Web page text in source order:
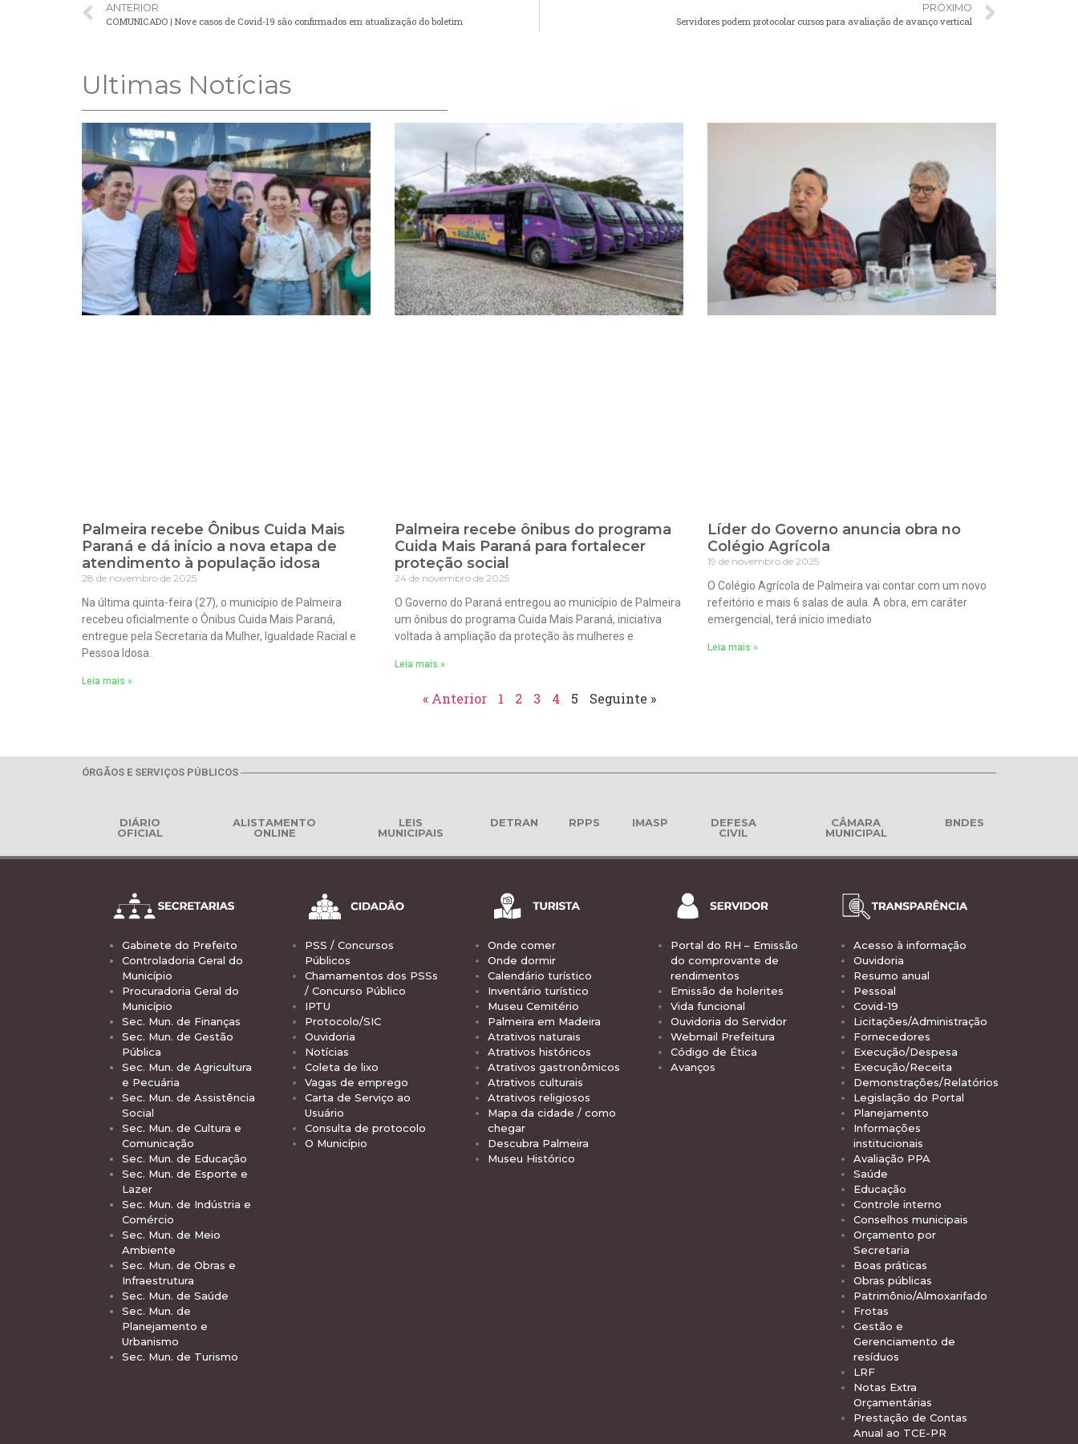
ANTERIOR
COMUNICADO | Nove casos de Covid-19 são confirmados em atualização do boletim
PRÓXIMO
Servidores podem protocolar cursos para avaliação de avanço vertical
Ultimas Notícias
Palmeira recebe Ônibus Cuida Mais
Paraná e dá início a nova etapa de
atendimento à população idosa
28 de novembro de 2025
Na última quinta-feira (27), o município de Palmeira
recebeu oficialmente o Ônibus Cuida Mais Paraná,
entregue pela Secretaria da Mulher, Igualdade Racial e
Pessoa Idosa.
Leia mais »
Palmeira recebe ônibus do programa
Cuida Mais Paraná para fortalecer
proteção social
24 de novembro de 2025
O Governo do Paraná entregou ao município de Palmeira
um ônibus do programa Cuida Mais Paraná, iniciativa
voltada à ampliação da proteção às mulheres e
Leia mais »
Líder do Governo anuncia obra no
Colégio Agrícola
19 de novembro de 2025
O Colégio Agrícola de Palmeira vai contar com um novo
refeitório e mais 6 salas de aula. A obra, em caráter
emergencial, terá início imediato
Leia mais »
« Anterior 1 2 3 4 5 Seguinte »
ÓRGÃOS E SERVIÇOS PÚBLICOS
DIÁRIO
OFICIAL
ALISTAMENTO
ONLINE
LEIS
MUNICIPAIS
DETRAN RPPS IMASP
DEFESA
CIVIL
CÂMARA
MUNICIPAL
BNDES
Gabinete do Prefeito
Controladoria Geral do
Município
Procuradoria Geral do
Município
Sec. Mun. de Finanças
Sec. Mun. de Gestão
Pública
Sec. Mun. de Agricultura
e Pecuária
Sec. Mun. de Assistência
Social
Sec. Mun. de Cultura e
Comunicação
Sec. Mun. de Educação
Sec. Mun. de Esporte e
Lazer
Sec. Mun. de Indústria e
Comércio
Sec. Mun. de Meio
Ambiente
Sec. Mun. de Obras e
Infraestrutura
Sec. Mun. de Saúde
Sec. Mun. de
Planejamento e
Urbanismo
Sec. Mun. de Turismo
PSS / Concursos
Públicos
Chamamentos dos PSSs
/ Concurso Público
IPTU
Protocolo/SIC
Ouvidoria
Notícias
Coleta de lixo
Vagas de emprego
Carta de Serviço ao
Usuário
Consulta de protocolo
O Município
Onde comer
Onde dormir
Calendário turístico
Inventário turístico
Museu Cemitério
Palmeira em Madeira
Atrativos naturais
Atrativos históricos
Atrativos gastronômicos
Atrativos culturais
Atrativos religiosos
Mapa da cidade / como
chegar
Descubra Palmeira
Museu Histórico
Portal do RH – Emissão
do comprovante de
rendimentos
Emissão de holerites
Vida funcional
Ouvidoria do Servidor
Webmail Prefeitura
Código de Ética
Avanços
Acesso à informação
Ouvidoria
Resumo anual
Pessoal
Covid-19
Licitações/Administração
Fornecedores
Execução/Despesa
Execução/Receita
Demonstrações/Relatórios
Legislação do Portal
Planejamento
Informações
institucionais
Avaliação PPA
Saúde
Educação
Controle interno
Conselhos municipais
Orçamento por
Secretaria
Boas práticas
Obras públicas
Patrimônio/Almoxarifado
Frotas
Gestão e
Gerenciamento de
resíduos
LRF
Notas Extra
Orçamentárias
Prestação de Contas
Anual ao TCE-PR